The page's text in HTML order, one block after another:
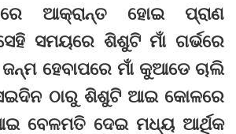
ଆକ୍ରାନ୍ତ ହୋଇ ପ୍ରାଣ
ସମୟରେ ଶିଶୁଟି ମାଁ ଗର୍ଭରେ
ହେବାପରେ ମାଁ କୁଆଡେ ଚାଲି
ଠାରୁ ଶିଶୁଟି ଆଇ କୋଳରେ
ବେଳମତି ଦେଇ ମଧ୍ୟ ଆର୍ଥିକ